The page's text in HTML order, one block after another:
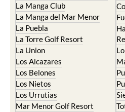
La Manga Club
La Manga del Mar Menor
La Puebla
La Torre Golf Resort
La Union
Los Alcazares
Los Belones
Los Nietos
Los Urrutias
Mar Menor Golf Resort